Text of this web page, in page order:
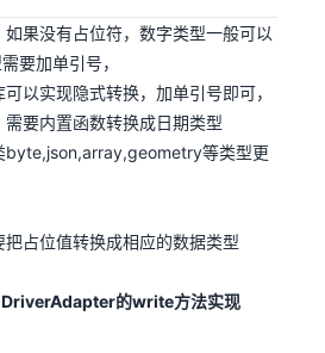
果没有占位符，数字类型一般可以
要加单引号，
以实现隐式转换，加单引号即可，
要内置函数转换成日期类型
byte,json,array,geometry等类型更
占位值转换成相应的数据类型
DriverAdapter的write方法实现